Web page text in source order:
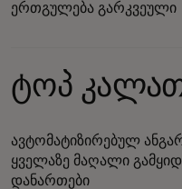
ერთგულება გარკვეული
ტოპ
ავტომატიზირებულ
ყველაზე მაღალი
დანართები